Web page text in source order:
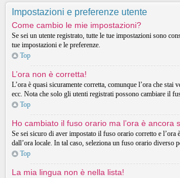
Impostazioni e preferenze utente
Come cambio le mie impostazioni?
Se sei un utente registrato, tutte le tue impostazioni sono
tue impostazioni e le preferenze.
Top
L’ora non è corretta!
L’ora è quasi sicuramente corretta, comunque l’ora che
ecc. Nota che solo gli utenti registrati possono cambiare il
Top
Ho cambiato il fuso orario ma l’ora è ancora
Se sei sicuro di aver impostato il fuso orario corretto e l’ora
dall’ora locale. In tal caso, seleziona un fuso orario diverso
Top
La mia lingua non è nella lista!